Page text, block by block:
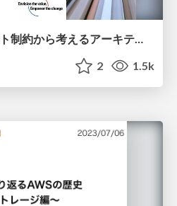
パフォーマンスとコスト制約から考えるアーキテクチャ設計（JAWSUG東京ランチLT会#4）
2 1.5k